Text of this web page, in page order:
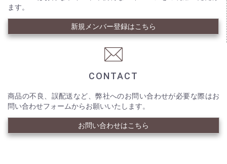
ます。
新規メンバー登録はこちら
CONTACT
商品の不良、誤配送など、弊社へのお問い合わせが必要な際はお
問い合わせフォームからお願いいたします。
お問い合わせはこちら